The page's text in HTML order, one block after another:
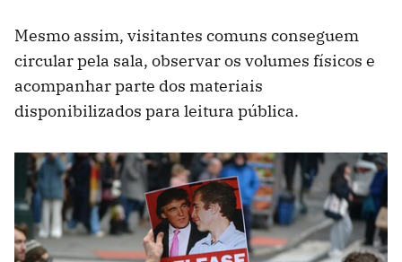
Mesmo assim, visitantes comuns conseguem
circular pela sala, observar os volumes físicos e
acompanhar parte dos materiais
disponibilizados para leitura pública.